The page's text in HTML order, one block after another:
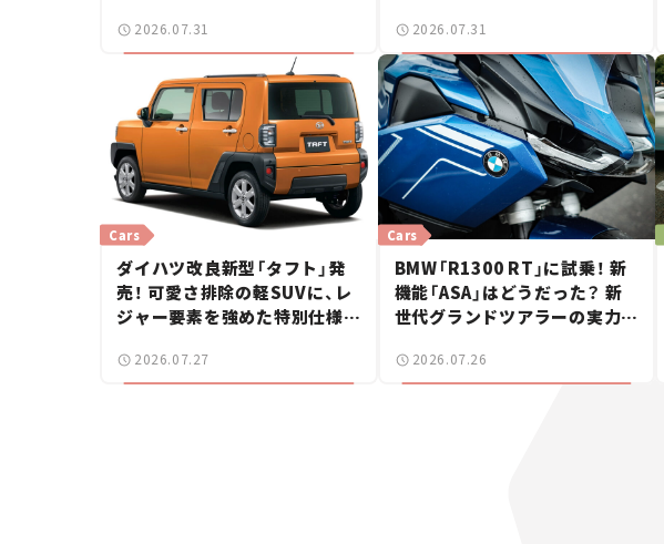
2026.07.31
ー【試乗レビュー】
2026.07.31
Cars
ダイハツ改良新型「タフト」発
売！ 可愛さ排除の軽SUVに、レ
ジャー要素を強めた特別仕様車
2026.07.27
Cars
BMW「R1300 RT」に試乗！ 新
機能「ASA」はどうだった？ 新
世代グランドツアラーの実力に
2026.07.26